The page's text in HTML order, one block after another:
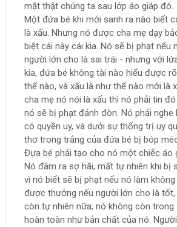
mặt thật chúng ta sau lớp áo giáp đó.
Một đứa bé khi mới sanh ra nào biết
là xấu. Nhưng nó được cha mẹ dạy
biệt cái này cái kia. Nó sẽ bị phạt nếu
người lớn cho là sai trái - nhưng với
kia, đứa bé không tài nào hiểu được
thế nào, và xấu là như thế nào mới là
cha mẹ nó nói là xấu thì nó phải tin
nó sẽ bị phạt đánh đòn. Nó phải nghe
có quyền uy, và dưới sự thống trị uy
thơ trong trắng của đứa bé bị bóp
Đựa bé phải tạo cho nó một chiếc áo
Nó đâm ra sợ hãi, mất tự nhiên khi bị
vì nó biết sẽ bị phạt nếu nó làm
được thưởng nếu người lớn cho là tốt,
còn tự nhiên nữa; nó không còn trong
hoàn toàn như bản chất của nó.